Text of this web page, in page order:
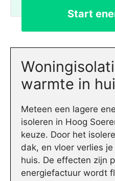
Start
warmte in
Meteen een lagere
isoleren in Hoog
keuze. Door het
dak, en vloer verlies
huis. De effecten zijn
energiefactuur wordt